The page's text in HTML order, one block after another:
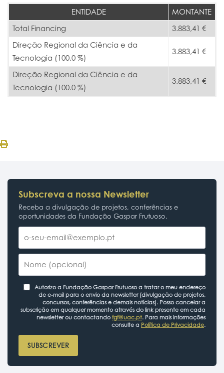
ENTIDADE
MONTANTE
Total Financing
3.883,41 €
Direção Regional da Ciência e da
Tecnologia (100.0 %)
3.883,41 €
Direção Regional da Ciência e da
Tecnologia (100.0 %)
3.883,41 €
Subscreva a nossa Newsletter
Receba a divulgação de projetos, conferências e
oportunidades da Fundação Gaspar Frutuoso.
Autorizo a Fundação Gaspar Frutuoso a tratar o meu endereço
de e-mail para o envio da newsletter (divulgação de projetos,
concursos, conferências e demais notícias). Posso cancelar a
subscrição em qualquer momento através do link presente em cada
newsletter ou contactando fgf@uac.pt. Para mais informações
consulte a Política de Privacidade.
SUBSCREVER